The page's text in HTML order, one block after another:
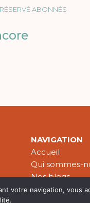
ABONNÉS
NAVIGATION
Accueil
Qui sommes-
Nos blogs
Nos
votre navigation, vous